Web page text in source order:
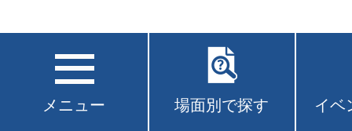
メニュー 場面別で探す イベ